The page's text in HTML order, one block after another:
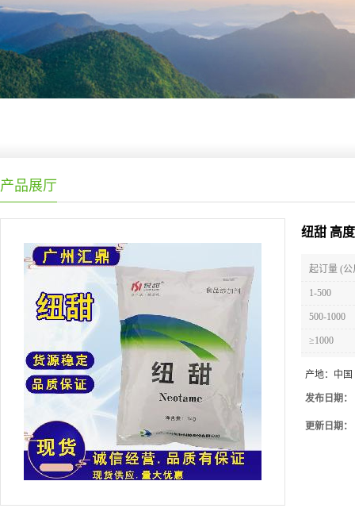
产品展厅
纽甜 高
起订量 (公
1-500
500-1000
≥1000
产地： 中国
发布日期：
更新日期：